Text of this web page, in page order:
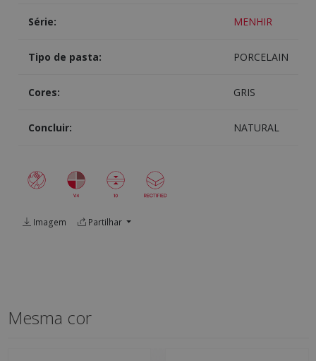
Série: MENHIR
Tipo de pasta: PORCELAIN
Cores: GRIS
Concluir: NATURAL
Imagem Partilhar
Mesma cor